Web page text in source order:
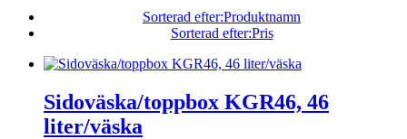
Sorterad efter:Produktnamn
Sorterad efter:Pris
Sidoväska/toppbox KGR46, 46
liter/väska